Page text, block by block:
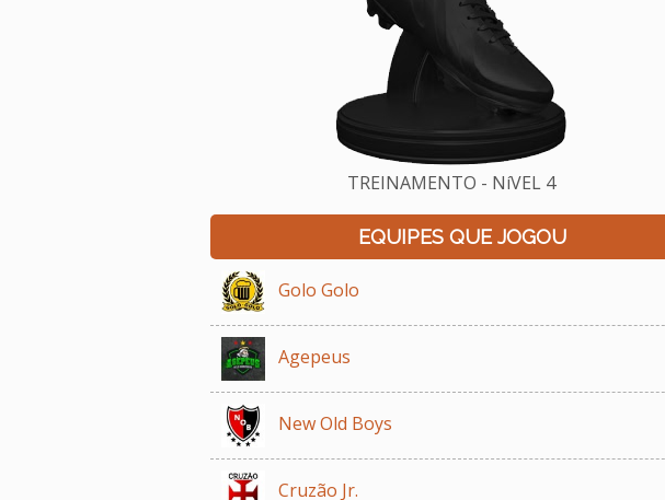
TREINAMENTO - NíVEL 4
EQUIPES QUE JOGOU
Golo Golo
Agepeus
New Old Boys
Cruzão Jr.